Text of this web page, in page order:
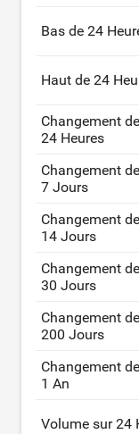
Bas de 24
Haut de 24
Changement
24 Heures
Changement
7 Jours
Changement
14 Jours
Changement
30 Jours
Changement
200 Jours
Changement
1 An
Volume sur 24